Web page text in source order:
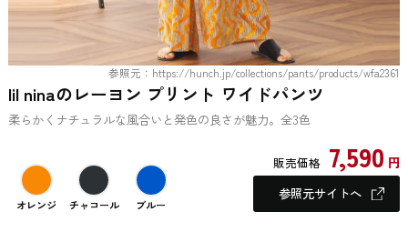
参照元：https://hunch.jp/collections/pants/products/wfa2361
lil ninaのレーヨン プリント ワイドパンツ
柔らかくナチュラルな風合いと発色の良さが魅力。全3色
オレンジ チャコール ブルー
販売価格 7,590 円
参照元サイトへ